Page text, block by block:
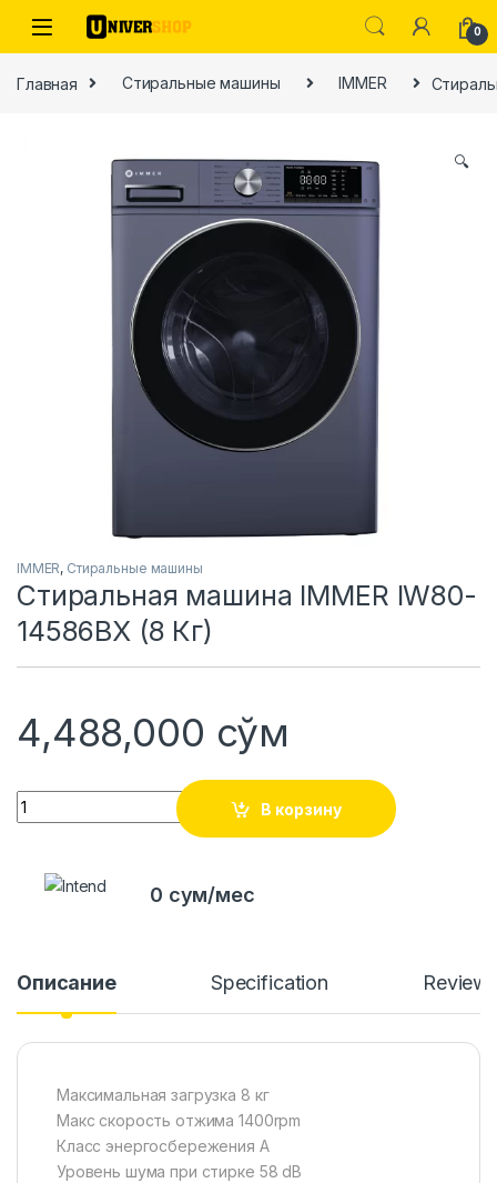
Skip to navigation
Skip to content
0
Главная Стиральные машины IMMER
🔍
IMMER, Стиральные машины
Стиральная машина IMMER IW80-
14586BX (8 Кг)
4,488,000 сўм
Quantity
В корзину
0 сум/мес
Описание Specification
Максимальная загрузка 8 кг
Макс скорость отжима 1400rpm
Класс энергосбережения A
Уровень шума при стирке 58 dB